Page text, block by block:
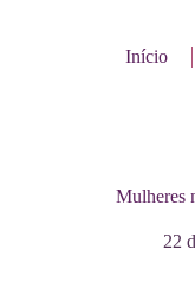
Início
Mulheres
22